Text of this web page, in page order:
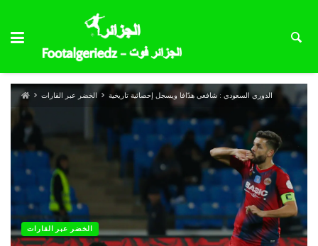
الخضر عبر القارات الدوري السعودي : شافعي هدّافا ويسجل إحصائية تاريخية
الخضر عبر القارات